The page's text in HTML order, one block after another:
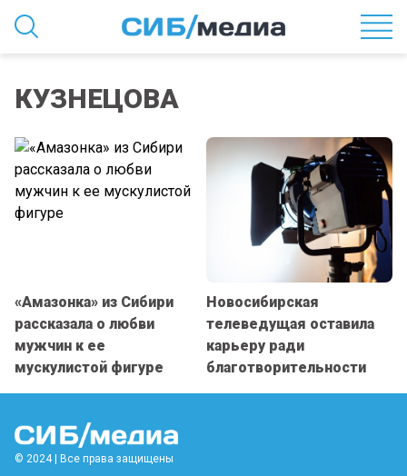
КУЗНЕЦОВА
«Амазонка» из Сибири
рассказала о любви
мужчин к ее
мускулистой фигуре
Новосибирская
телеведущая оставила
карьеру ради
благотворительности
© 2024 | Все права защищены